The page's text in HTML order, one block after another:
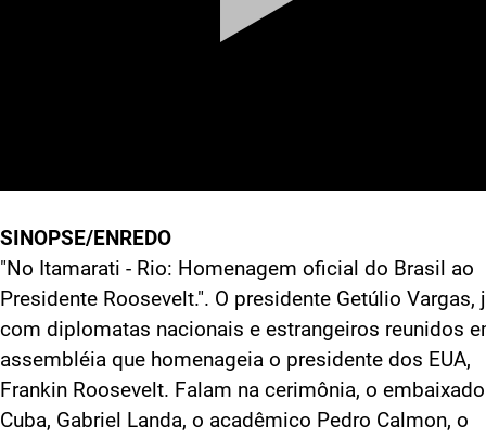
SINOPSE/ENREDO
"No Itamarati - Rio: Homenagem oficial do Brasil ao
Presidente Roosevelt.". O presidente Getúlio Vargas,
com diplomatas nacionais e estrangeiros reunidos
assembléia que homenageia o presidente dos EUA,
Frankin Roosevelt. Falam na cerimônia, o
Cuba, Gabriel Landa, o acadêmico Pedro Calmon, o